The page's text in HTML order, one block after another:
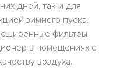
дней, так и для
зимнего пуска.
фильтры
в помещениях с
воздуха.